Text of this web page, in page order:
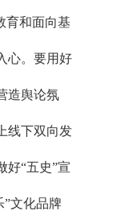
育和面向基
心。要用好
造舆论氛
线下双向发
好“五史”宣
”文化品牌